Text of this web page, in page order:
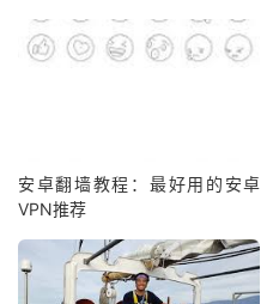
安卓翻墙教程：最好用的安卓
VPN推荐